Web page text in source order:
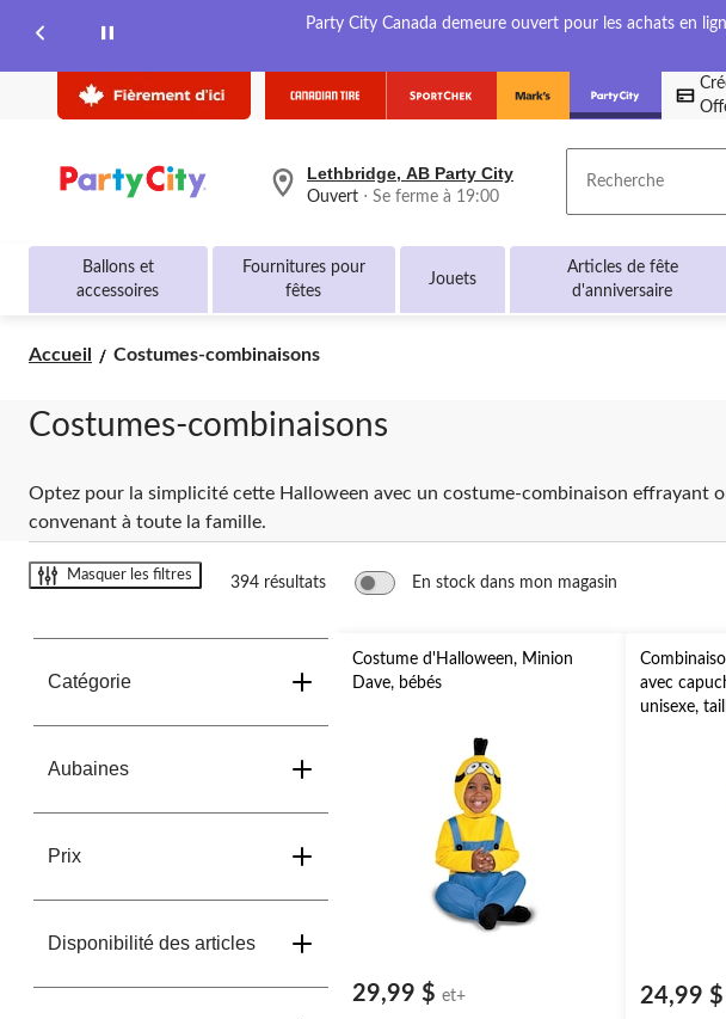
Party City Canada demeure ouvert pour les achats en
votre
Lethbridge,
AB
Party
courament
ferme
à
cliquer
changer
Lethbridge, AB Party City
Ouvert ⋅ Se ferme à 19:00 Recherche
Ballons et
accessoires
Fournitures pour
fêtes
Jouets
Articles de fête
d'anniversaire
Accueil
Costumes-
Costumes-combinaisons
Costumes-combinaisons
Optez pour la simplicité cette Halloween avec un costume-combinaison effrayant
convenant à toute la famille.
Masquer les filtres 394 résultats En stock dans mon magasin
Catégorie
Aubaines
Prix
Disponibilité des articles
Costume d'Halloween, Minion
Dave, bébés
29,99 $ et+
avec
unisexe,
24,99 $